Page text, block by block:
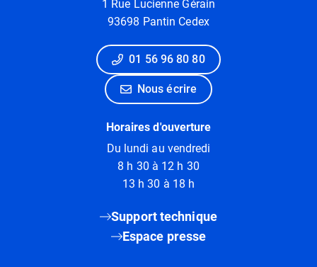
1 Rue Lucienne Gérain
93698 Pantin Cedex
01 56 96 80 80
Nous écrire
Horaires d'ouverture
Du lundi au vendredi
8 h 30 à 12 h 30
13 h 30 à 18 h
Support technique
Espace presse